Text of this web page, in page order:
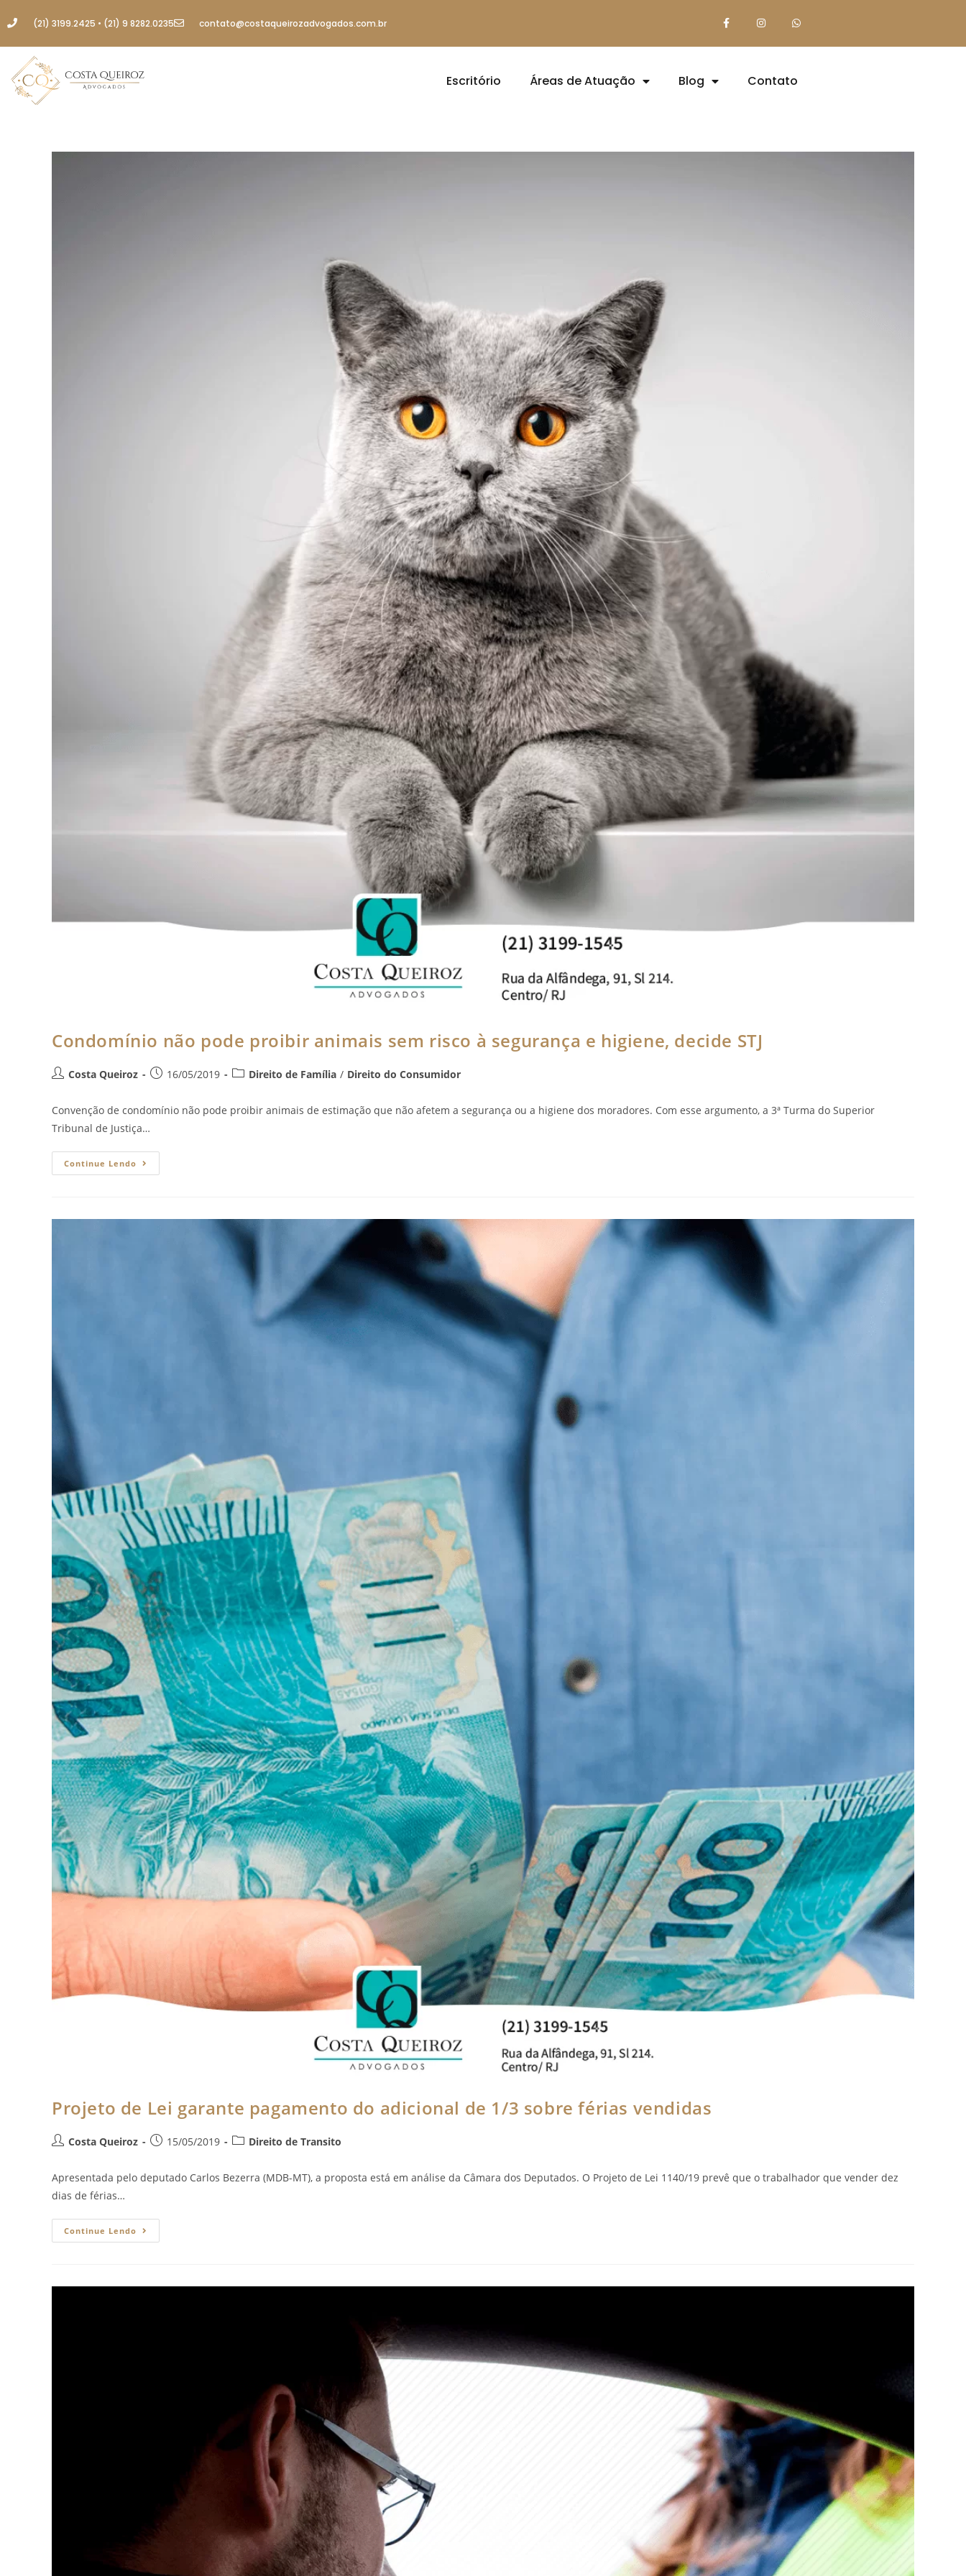
(21) 3199.2425 • (21) 9 8282.0235 contato@costaqueirozadvogados.com.br
Escritório Áreas de Atuação Blog Contato
Condomínio não pode proibir animais sem risco à segurança e higiene, decide STJ
Costa Queiroz 16/05/2019 Direito de Família / Direito do Consumidor
Convenção de condomínio não pode proibir animais de estimação que não afetem a segurança ou a higiene dos moradores. Com esse argumento, a 3ª Turma do Superior
Tribunal de Justiça…
Continue Lendo
Projeto de Lei garante pagamento do adicional de 1/3 sobre férias vendidas
Costa Queiroz 15/05/2019 Direito de Transito
Apresentada pelo deputado Carlos Bezerra (MDB-MT), a proposta está em análise da Câmara dos Deputados. O Projeto de Lei 1140/19 prevê que o trabalhador que vender dez
dias de férias…
Continue Lendo